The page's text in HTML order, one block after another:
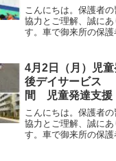
になる 放デイ
害 ＬＤ ＡＤＨ
ー症候群
こんにちは。保護者
協力とご理解、誠にあ
す。車で御来所の保護
ました。ご迷惑おか
くださいますようお
4月2日（月）児
後デイサービス
間 児童発達支
ービス 発達気
自閉症 学習障
Ｄ アスペルガー
こんにちは。保護者
協力とご理解、誠にあ
す。車で御来所の保護